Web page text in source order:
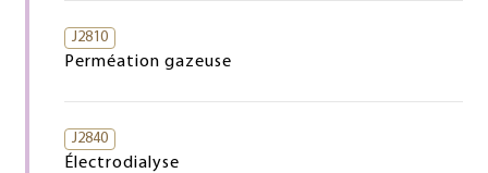
J2810
Perméation gazeuse
J2840
Électrodialyse